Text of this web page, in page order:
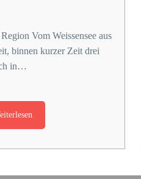
Vom Weissensee aus
binnen kurzer Zeit drei
in…